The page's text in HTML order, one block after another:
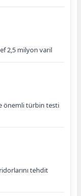
2,5 milyon varil
önemli türbin testi
tehdit